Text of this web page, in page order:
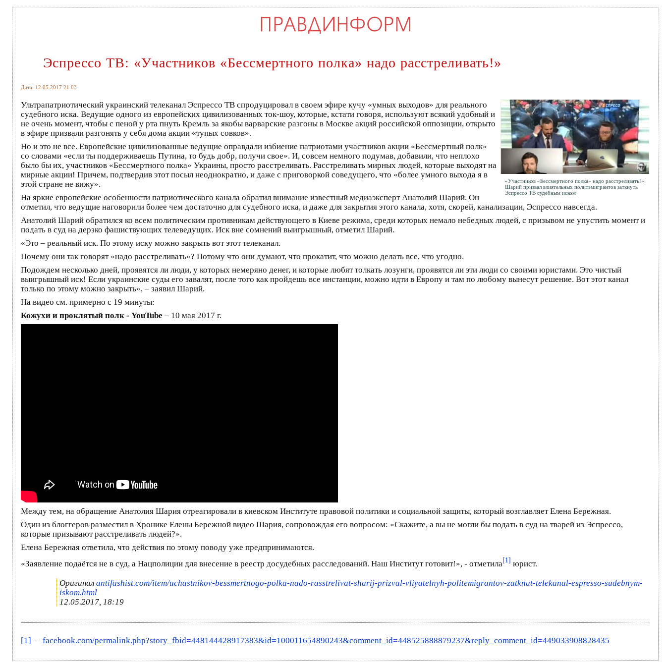
Эспрессо ТВ: «Участников «Бессмертного полка» надо расстреливать!»
Дата: 12.05.2017 21:03
«Участников «Бессмертного полка» надо расстреливать!»:
Шарий призвал влиятельных политэмигрантов заткнуть
Эспрессо ТВ судебным иском
Ультрапатриотический украинский телеканал Эспрессо ТВ спродуцировал в своем эфире кучу «умных выходов» для реального
судебного иска. Ведущие одного из европейских цивилизованных ток-шоу, которые, кстати говоря, используют всякий удобный и
не очень момент, чтобы с пеной у рта пнуть Кремль за якобы варварские разгоны в Москве акций российской оппозиции, открыто
в эфире призвали разгонять у себя дома акции «тупых совков».
Но и это не все. Европейские цивилизованные ведущие оправдали избиение патриотами участников акции «Бессмертный полк»
со словами «если ты поддерживаешь Путина, то будь добр, получи свое». И, совсем немного подумав, добавили, что неплохо
было бы их, участников «Бессмертного полка» Украины, просто расстреливать. Расстреливать мирных людей, которые выходят на
мирные акции! Причем, подтвердив этот посыл неоднократно, и даже с приговоркой соведущего, что «более умного выхода я в
этой стране не вижу».
На яркие европейские особенности патриотического канала обратил внимание известный медиаэксперт Анатолий Шарий. Он
отметил, что ведущие наговорили более чем достаточно для судебного иска, и даже для закрытия этого канала, хотя, скорей, канализации, Эспрессо навсегда.
Анатолий Шарий обратился ко всем политическим противникам действующего в Киеве режима, среди которых немало небедных людей, с призывом не упустить момент и
подать в суд на дерзко фашиствующих телеведущих. Иск вне сомнений выигрышный, отметил Шарий.
«Это – реальный иск. По этому иску можно закрыть вот этот телеканал.
Почему они так говорят «надо расстреливать»? Потому что они думают, что прокатит, что можно делать все, что угодно.
Подождем несколько дней, проявятся ли люди, у которых немеряно денег, и которые любят толкать лозунги, проявятся ли эти люди со своими юристами. Это чистый
выигрышный иск! Если украинские суды его завалят, после того как пройдешь все инстанции, можно идти в Европу и там по любому вынесут решение. Вот этот канал
только по этому можно закрыть», – заявил Шарий.
На видео см. примерно с 19 минуты:
Кожухи и проклятый полк - YouTube – 10 мая 2017 г.
Между тем, на обращение Анатолия Шария отреагировали в киевском Институте правовой политики и социальной защиты, который возглавляет Елена Бережная.
Один из блоггеров разместил в Хронике Елены Бережной видео Шария, сопровождая его вопросом: «Скажите, а вы не могли бы подать в суд на тварей из Эспрессо,
которые призывают расстреливать людей?».
Елена Бережная ответила, что действия по этому поводу уже предпринимаются.
«Заявление подаётся не в суд, а Нацполиции для внесение в реестр досудебных расследований. Наш Институт готовит!», - отметила[1] юрист.
Оригинал antifashist.com/item/uchastnikov-bessmertnogo-polka-nado-rasstrelivat-sharij-prizval-vliyatelnyh-politemigrantov-zatknut-telekanal-espresso-sudebnym-
iskom.html
12.05.2017, 18:19
[1] – facebook.com/permalink.php?story_fbid=448144428917383&id=100011654890243&comment_id=448525888879237&reply_comment_id=449033908828435